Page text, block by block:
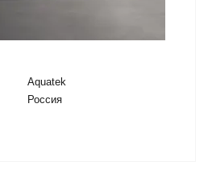
Aquatek
Россия